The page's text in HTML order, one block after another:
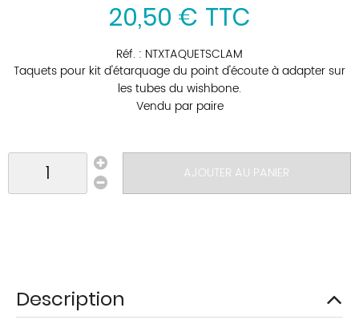
20,50 € TTC
Réf. : NTXTAQUETSCLAM
Taquets pour kit d'étarquage du point d'écoute à adapter sur
les tubes du wishbone.
Vendu par paire
AJOUTER AU PANIER
Description